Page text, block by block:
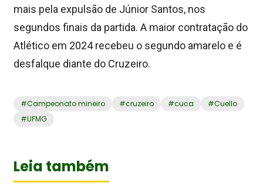
mais pela expulsão de Júnior Santos, nos
segundos finais da partida. A maior contratação do
Atlético em 2024 recebeu o segundo amarelo e é
desfalque diante do Cruzeiro.
#Campeonato mineiro #cruzeiro #cuca #Cuello
#UFMG
Leia também